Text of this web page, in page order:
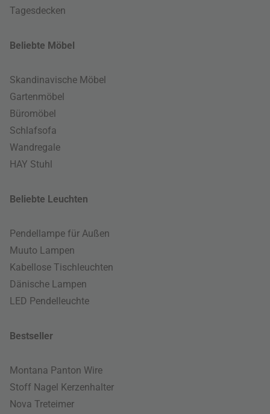
Tagesdecken
Beliebte Möbel
Skandinavische Möbel
Gartenmöbel
Büromöbel
Schlafsofa
Wandregale
HAY Stuhl
Beliebte Leuchten
Pendellampe für Außen
Muuto Lampen
Kabellose Tischleuchten
Dänische Lampen
LED Pendelleuchte
Bestseller
Montana Panton Wire
Stoff Nagel Kerzenhalter
Nova Treteimer